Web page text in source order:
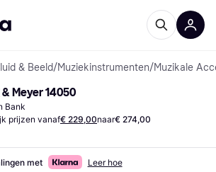
& Beeld/Muziekinstrumenten/Muzikale
& Meyer 14050
Bank
prijzen vanaf€ 229,00naar€ 274,00
met Leer hoe